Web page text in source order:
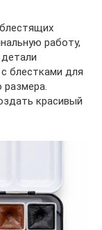
работу,
блестками для
размера.
красивый